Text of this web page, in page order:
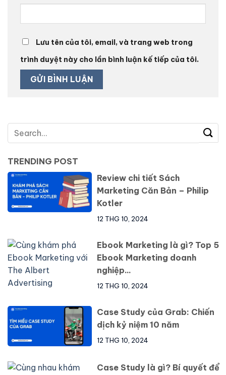
Lưu tên của tôi, email, và trang web trong
trình duyệt này cho lần bình luận kế tiếp của tôi.
TRENDING POST
Review chi tiết Sách
Marketing Căn Bản – Philip
Kotler
12 THG 10, 2024
Ebook Marketing là gì? Top 5
Ebook Marketing doanh
nghiệp...
12 THG 10, 2024
Case Study của Grab: Chiến
dịch kỷ niệm 10 năm
12 THG 10, 2024
Case Study là gì? Bí quyết để